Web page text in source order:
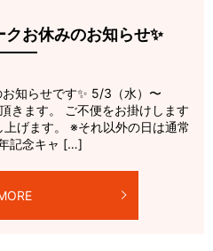
お休みのお知らせ✨
知らせです✨ 5/3（水）〜
きます。 ご不便をお掛けします
げます。 ※それ以外の日は通常
記念キャ […]